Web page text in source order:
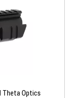
Theta Optics